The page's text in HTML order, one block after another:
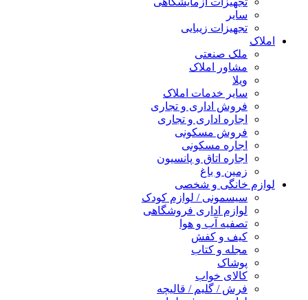
سایر
تجهیزات زیبایی
املاک
ملک صنعتی
مشاور املاک
ویلا
سایر خدمات املاک
فروش اداری و تجاری
اجاره اداری و تجاری
فروش مسکونی
اجاره مسکونی
اجاره اتاق و پانسیون
زمین و باغ
لوازم خانگی و شخصی
سیسمونی / لوازم کودک
لوازم اداری فروشگاهی
تصفیه آب و هوا
کیف و کفش
مجله و کتاب
پوشاک
کالای خواب
فرش / گلیم / قالیچه